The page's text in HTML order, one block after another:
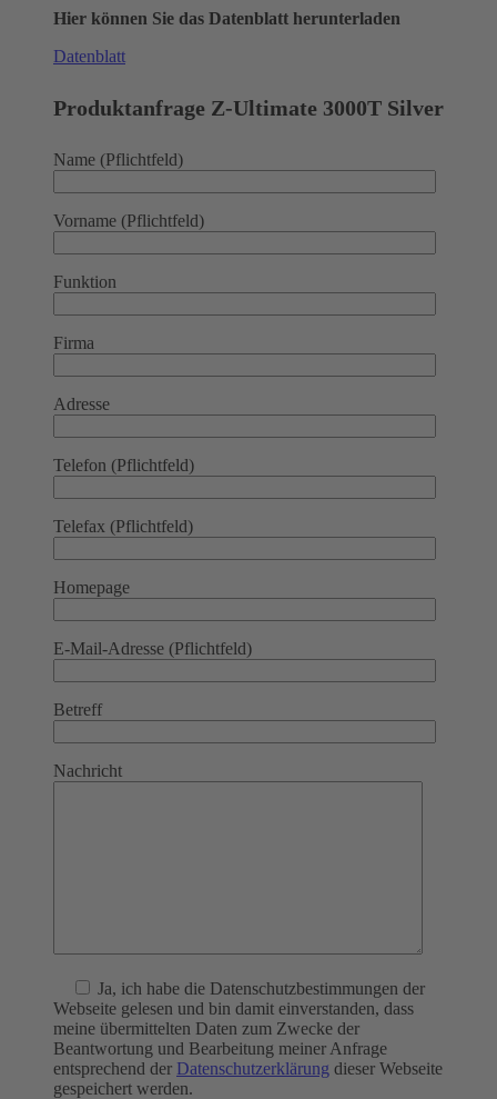
Hier können Sie das Datenblatt herunterladen
Datenblatt
Produktanfrage Z-Ultimate 3000T Silver
Name (Pflichtfeld)
Vorname (Pflichtfeld)
Funktion
Firma
Adresse
Telefon (Pflichtfeld)
Telefax (Pflichtfeld)
Homepage
E-Mail-Adresse (Pflichtfeld)
Betreff
Nachricht
Ja, ich habe die Datenschutzbestimmungen der
Webseite gelesen und bin damit einverstanden, dass
meine übermittelten Daten zum Zwecke der
Beantwortung und Bearbeitung meiner Anfrage
entsprechend der Datenschutzerklärung dieser Webseite
gespeichert werden.